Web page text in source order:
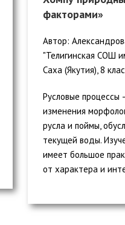
факторами»
Автор:
"Телигинская СОШ
Саха (Якутия), 8
Русловые процессы
изменения
русла и поймы,
текущей воды.
имеет большое
от характера и